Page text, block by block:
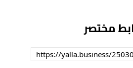
مختصر